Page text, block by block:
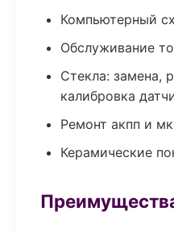
Компьютерный
Обслуживание
Стекла: замена,
калибровка
Ремонт акпп и
Керамические